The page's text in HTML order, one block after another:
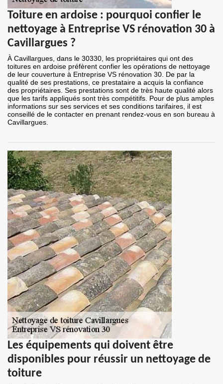
Toiture en ardoise : pourquoi confier le
nettoyage à Entreprise VS rénovation 30 à
Cavillargues ?
À Cavillargues, dans le 30330, les propriétaires qui ont des
toitures en ardoise préfèrent confier les opérations de nettoyage
de leur couverture à Entreprise VS rénovation 30. De par la
qualité de ses prestations, ce prestataire a acquis la confiance
des propriétaires. Ses prestations sont de très haute qualité alors
que les tarifs appliqués sont très compétitifs. Pour de plus amples
informations sur ses services et ses conditions tarifaires, il est
conseillé de le contacter en prenant rendez-vous en son bureau à
Cavillargues.
Les équipements qui doivent être
disponibles pour réussir un nettoyage de
toiture